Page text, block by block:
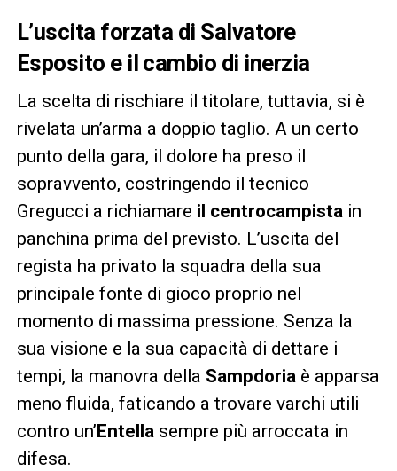
L’uscita forzata di Salvatore
Esposito e il cambio di inerzia
La scelta di rischiare il titolare, tuttavia, si è
rivelata un’arma a doppio taglio. A un certo
punto della gara, il dolore ha preso il
sopravvento, costringendo il tecnico
Gregucci a richiamare il centrocampistain
panchina prima del previsto. L’uscita del
regista ha privato la squadra della sua
principale fonte di gioco proprio nel
momento di massima pressione. Senza la
sua visione e la sua capacità di dettare i
tempi, la manovra della Sampdoriaè apparsa
meno fluida, faticando a trovare varchi utili
contro un’ Entellasempre più arroccata in
difesa.